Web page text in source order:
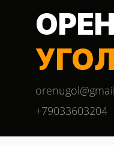
ОРЕН
+79033603204